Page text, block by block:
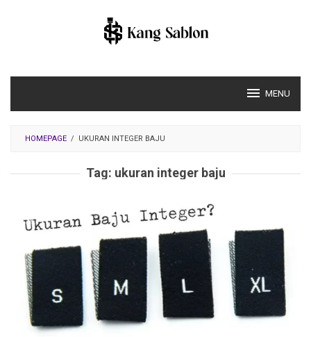
MENU
HOMEPAGE / UKURAN INTEGER BAJU
Tag: ukuran integer baju